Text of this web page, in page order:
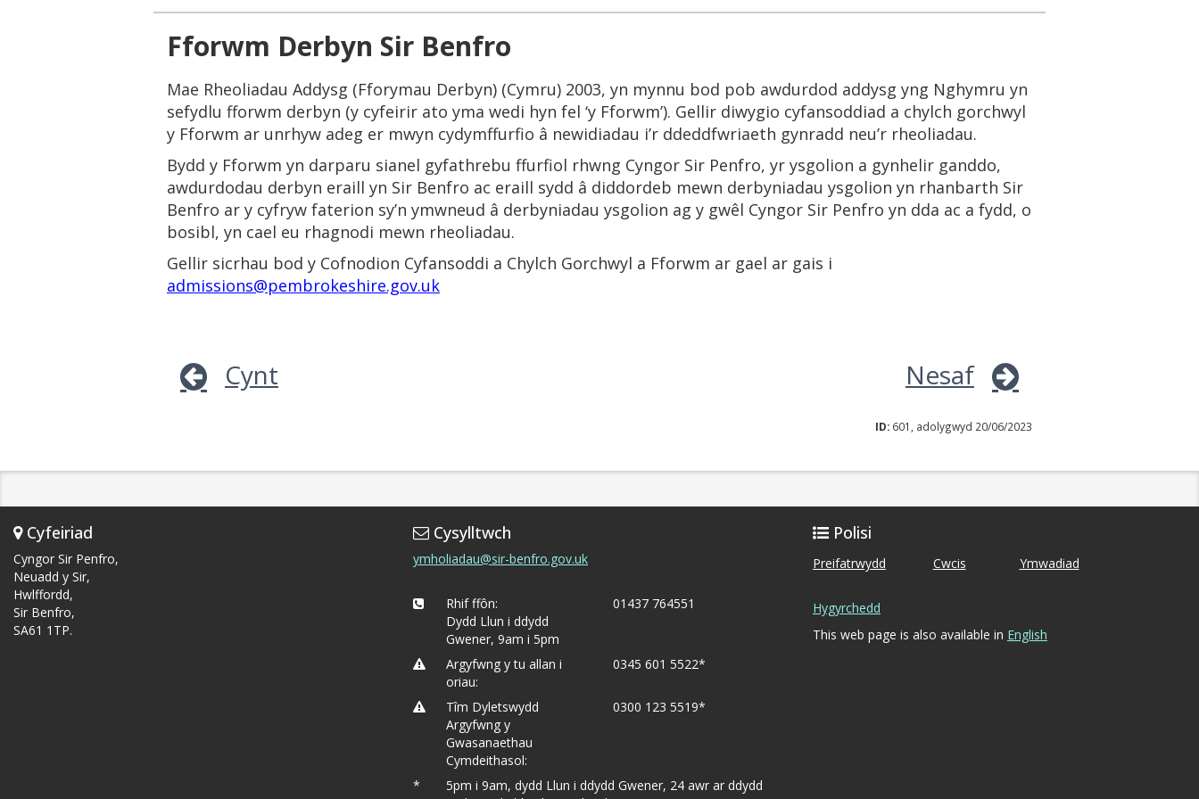
Fforwm Derbyn Sir Benfro
Mae Rheoliadau Addysg (Fforymau Derbyn) (Cymru) 2003, yn mynnu bod pob awdurdod addysg yng Nghymru yn
sefydlu fforwm derbyn (y cyfeirir ato yma wedi hyn fel ‘y Fforwm’). Gellir diwygio cyfansoddiad a chylch gorchwyl
y Fforwm ar unrhyw adeg er mwyn cydymffurfio â newidiadau i’r ddeddfwriaeth gynradd neu’r rheoliadau.
Bydd y Fforwm yn darparu sianel gyfathrebu ffurfiol rhwng Cyngor Sir Penfro, yr ysgolion a gynhelir ganddo,
awdurdodau derbyn eraill yn Sir Benfro ac eraill sydd â diddordeb mewn derbyniadau ysgolion yn rhanbarth Sir
Benfro ar y cyfryw faterion sy’n ymwneud â derbyniadau ysgolion ag y gwêl Cyngor Sir Penfro yn dda ac a fydd, o
bosibl, yn cael eu rhagnodi mewn rheoliadau.
Gellir sicrhau bod y Cofnodion Cyfansoddi a Chylch Gorchwyl a Fforwm ar gael ar gais i
admissions@pembrokeshire.gov.uk
Cynt Nesaf
ID: 601, adolygwyd 20/06/2023
Cyfeiriad
Cyngor Sir Penfro,
Neuadd y Sir,
Hwlffordd,
Sir Benfro,
SA61 1TP.
Cysylltwch
ymholiadau@sir-benfro.gov.uk
Rhif ffôn:
Dydd Llun i ddydd
Gwener, 9am i 5pm
01437 764551
Argyfwng y tu allan i
oriau:
0345 601 5522*
Tîm Dyletswydd
Argyfwng y
Gwasanaethau
Cymdeithasol:
0300 123 5519*
*
5pm i 9am, dydd Llun i ddydd Gwener, 24 awr ar ddydd
Polisi
Preifatrwydd Cwcis Ymwadiad
Hygyrchedd
This web page is also available in English